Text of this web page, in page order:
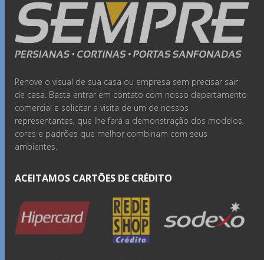
Renove o visual de sua casa ou empresa sem precisar sair
de casa. Basta entrar em contato com nosso departamento
comercial e solicitar a visita de um de nossos
representantes, que lhe fará a demonstração dos modelos,
cores e padrões que melhor combinam com seus
ambientes.
ACEITAMOS CARTÕES DE CRÉDITO